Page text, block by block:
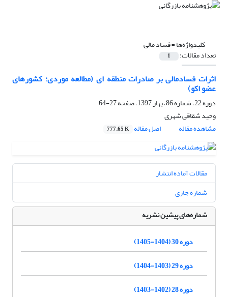
کلیدواژه‌ها =فساد مالی
تعداد مقالات: 1
اثرات فسادمالی بر صادرات منطقه ای (مطالعه موردی: کشورهای
عضو اکو)
دوره 22، شماره 86، بهار 1397، صفحه
27-64
وحید شقاقی شهری
مشاهده مقاله
اصل مقاله 777.65 K
مقالات آماده انتشار
شماره جاری
شماره‌های پیشین نشریه
دوره 30 (1404-1405)
دوره 29 (1403-1404)
دوره 28 (1402-1403)